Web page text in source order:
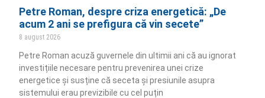
Petre Roman, despre criza energetică: „De
acum 2 ani se prefigura că vin secete”
8 august 2026
Petre Roman acuză guvernele din ultimii ani că au ignorat
investițiile necesare pentru prevenirea unei crize
energetice și susține că seceta și presiunile asupra
sistemului erau previzibile cu cel puțin